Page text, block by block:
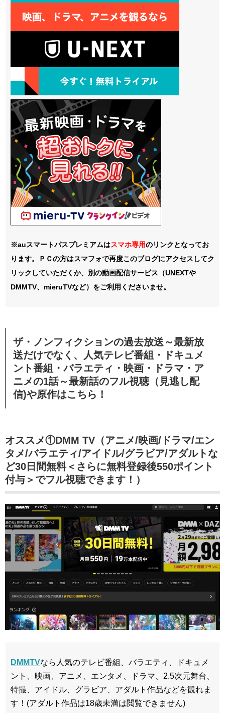
※auスマートパスプレミアムはスマホ専用のリンクとなってお
ります。ＰＣの方はスマフォで再度このブログにアクセスしてク
リックしていただくか、別の動画配信サービス（UNEXTや
DMMTV、mieruTVなど）をご利用くださいませ。
ザ・ノンフィクションの過去放送～最新放
送だけでなく、人気テレビ番組・ドキュメ
ント番組・バラエティ・映画・ドラマ・ア
ニメの1話～最新話のフル視聴（見逃し配
信)や原作はこちら！
オススメ①DMM TV（アニメ/映画/ドラマ/エン
タメ/バラエティ/アイドル/グラビア/アダルトな
ど30日間無料＜さらに無料登録後550ポイント
付与＞でフル視聴できます！）
DMMTVなら人気のテレビ番組、バラエティ、ドキュメ
ント、映画、アニメ、エンタメ、ドラマ、2.5次元舞台、
特撮、アイドル、グラビア、アダルト作品などを観れま
す！(アダルト作品は18歳未満は閲覧できません)